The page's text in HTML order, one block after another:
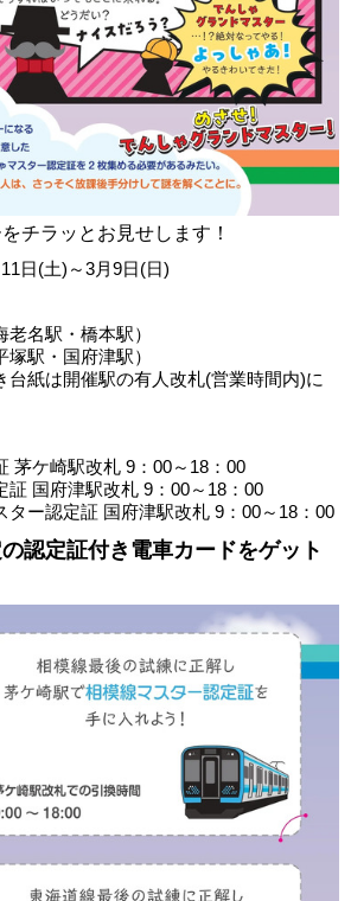
チラッとお見せします！
日(土)～3月9日(日)
名駅・橋本駅）
駅・国府津駅）
紙は開催駅の有人改札(営業時間内)に
茅ケ崎駅改札 9：00～18：00
証 国府津駅改札 9：00～18：00
ター認定証 国府津駅改札 9：00～18：00
認定証付き電車カードをゲット